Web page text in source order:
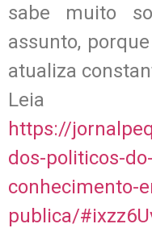
sabe muito
assunto,
atualiza
https://
dos-politicos-
conhecimento-
publica/